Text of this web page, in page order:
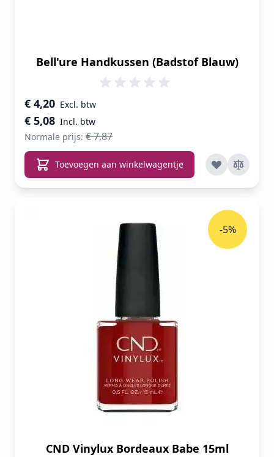
Bell'ure Handkussen (Badstof Blauw)
Speciale prijs
€ 5,08
€ 4,20
Normale prijs: € 7,87
Toevoegen aan winkelwagentje
CND Vinylux Bordeaux Babe 15ml
-5%